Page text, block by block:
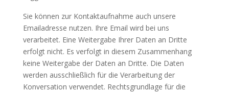
Sie können zur Kontaktaufnahme auch unsere
Emailadresse nutzen. Ihre Email wird bei uns
verarbeitet. Eine Weitergabe Ihrer Daten an Dritte
erfolgt nicht. Es verfolgt in diesem Zusammenhang
keine Weitergabe der Daten an Dritte. Die Daten
werden ausschließlich für die Verarbeitung der
Konversation verwendet. Rechtsgrundlage für die